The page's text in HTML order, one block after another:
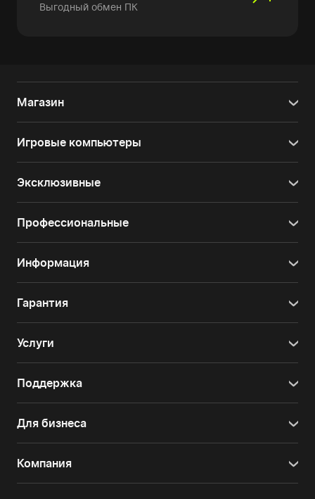
Выгодный обмен ПК
Магазин
Игровые компьютеры
Эксклюзивные
Профессиональные
Информация
Гарантия
Услуги
Поддержка
Для бизнеса
Компания